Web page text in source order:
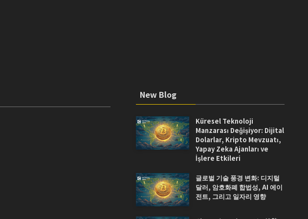
New Blog
Küresel Teknoloji
Manzarası Değişiyor: Dijital
Dolarlar, Kripto Mevzuatı,
Yapay Zeka Ajanları ve
İşlere Etkileri
글로벌 기술 풍경 변화: 디지털
달러, 암호화폐 합법성, AI 에이
전트, 그리고 일자리 영향